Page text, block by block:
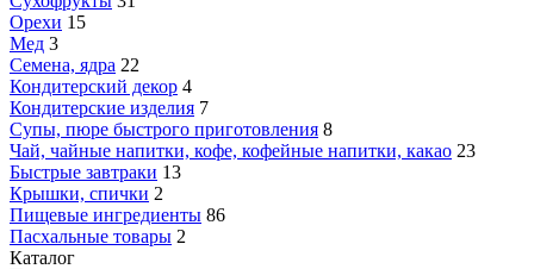
Орехи 15
Мед 3
Семена, ядра 22
Кондитерский декор 4
Кондитерские изделия 7
Супы, пюре быстрого приготовления 8
Чай, чайные напитки, кофе, кофейные напитки, какао 23
Быстрые завтраки 13
Крышки, спички 2
Пищевые ингредиенты 86
Пасхальные товары 2
Каталог